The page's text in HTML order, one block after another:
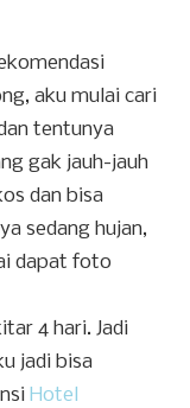
aku mulai cari
tentunya
gak jauh-jauh
dan bisa
sedang hujan,
dapat foto
4 hari. Jadi
jadi bisa
Hotel